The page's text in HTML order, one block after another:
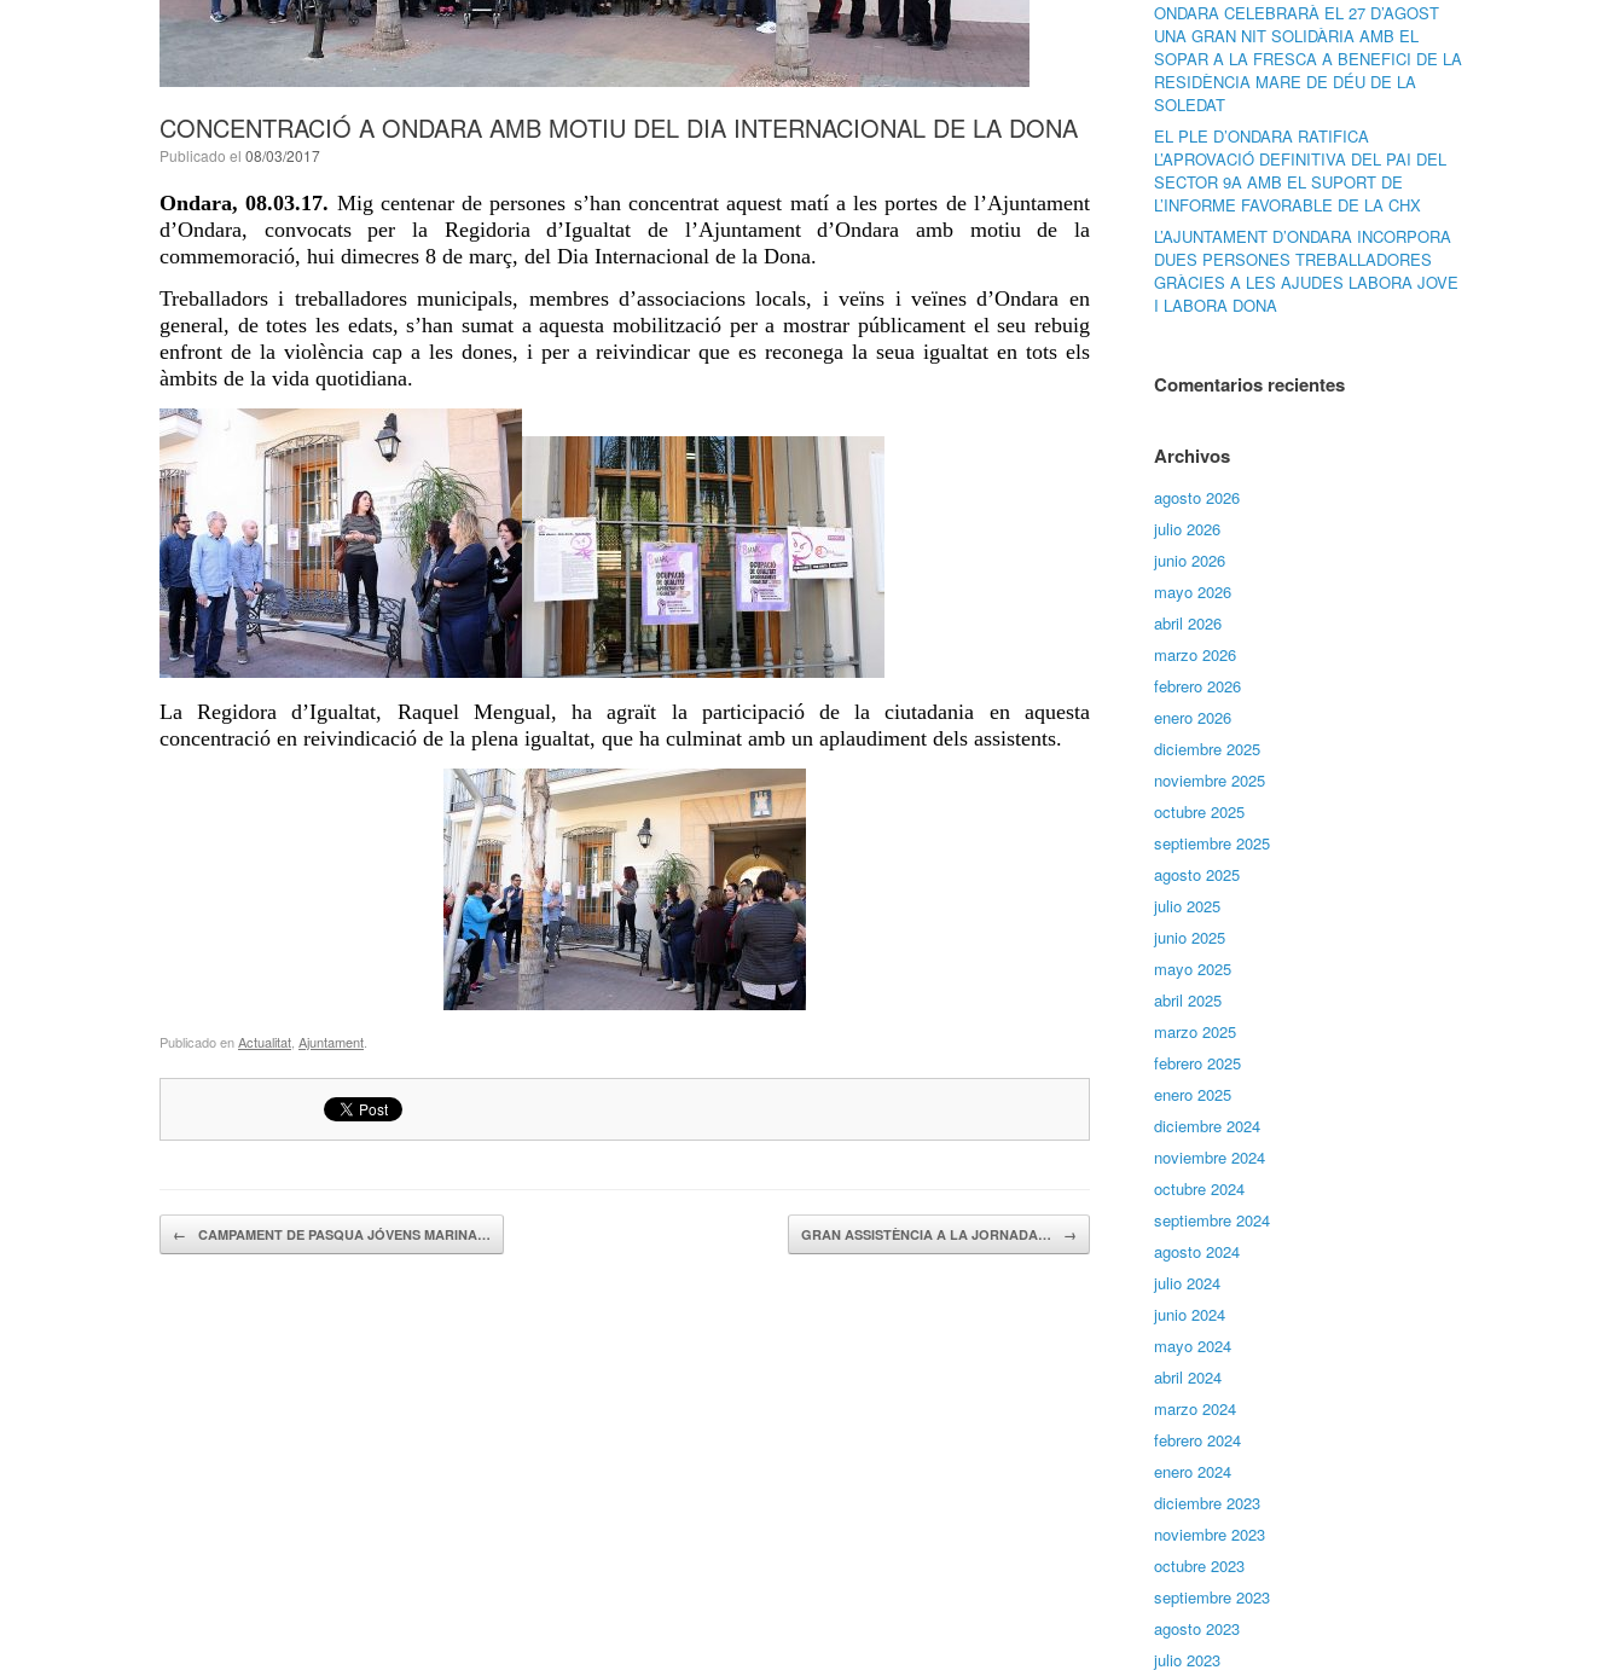
CONCENTRACIÓ A ONDARA AMB MOTIU DEL DIA INTERNACIONAL DE LA DONA
Publicado el 08/03/2017
Ondara, 08.03.17. Mig centenar de persones s’han concentrataquest matí a les portes de l’Ajuntament
d’Ondara, convocats per laRegidoriad’Igualtat de l’Ajuntament d’Ondara ambmotiu de la
commemoració, hui dimecres 8 de març, del Dia Internacional de la Dona.
Treballadors i treballadores municipals, membres d’associacions locals, i veïns i veïnes d’Ondara en
general, de totes les edats, s’han sumat a aquesta mobilització per a mostrar públicament el seu rebuig
enfront de la violència cap a les dones, i per a reivindicar que es reconega la seua igualtat en tots els
àmbits de la vida quotidiana.
La Regidora d’Igualtat, Raquel Mengual, ha agraït la participació de la ciutadania en aquesta
concentració en reivindicació de la plena igualtat, que ha culminat amb un aplaudiment dels assistents.
Publicado enActualitat Ajuntament
Navegador de artículos
← CAMPAMENT DE PASQUA JÓVENS MARINA… GRAN ASSISTÈNCIA A LA JORNADA… →
ONDARA CELEBRARÀ EL 27 D’AGOST
UNA GRAN NIT SOLIDÀRIA AMB EL
SOPAR A LA FRESCA A BENEFICI DE LA
RESIDÈNCIA MARE DE DÉU DE LA
SOLEDAT
EL PLE D’ONDARA RATIFICA
L’APROVACIÓ DEFINITIVA DEL PAI DEL
SECTOR 9A AMB EL SUPORT DE
L’INFORME FAVORABLE DE LA CHX
L’AJUNTAMENT D’ONDARA INCORPORA
DUES PERSONES TREBALLADORES
GRÀCIES A LES AJUDES LABORA JOVE
I LABORA DONA
Comentarios recientes
Archivos
agosto 2026
julio 2026
junio 2026
mayo 2026
abril 2026
marzo 2026
febrero 2026
enero 2026
diciembre 2025
noviembre 2025
octubre 2025
septiembre 2025
agosto 2025
julio 2025
junio 2025
mayo 2025
abril 2025
marzo 2025
febrero 2025
enero 2025
diciembre 2024
noviembre 2024
octubre 2024
septiembre 2024
agosto 2024
julio 2024
junio 2024
mayo 2024
abril 2024
marzo 2024
febrero 2024
enero 2024
diciembre 2023
noviembre 2023
octubre 2023
septiembre 2023
agosto 2023
julio 2023